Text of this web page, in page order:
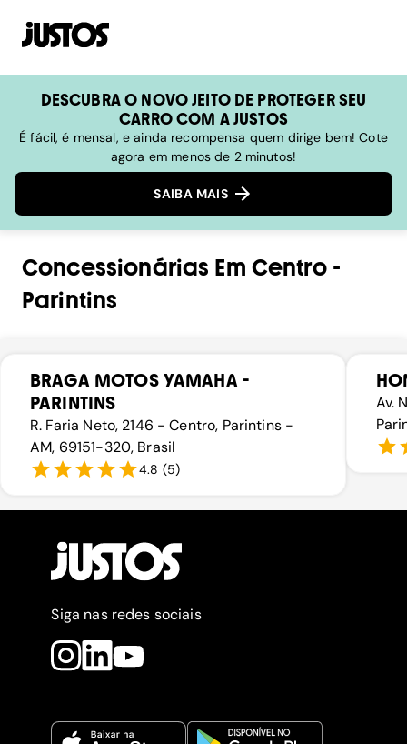
DESCUBRA O NOVO JEITO DE PROTEGER SEU
CARRO COM A JUSTOS
É fácil, é mensal, e ainda recompensa quem dirige bem! Cote
agora em menos de 2 minutos!
SAIBA MAIS
Concessionárias Em Centro-
Parintins
BRAGA MOTOS YAMAHA -
PARINTINS
R. Faria Neto, 2146 - Centro, Parintins -
AM, 69151-320, Brasil
4.8 (5)
Av.
Siga nas redes sociais